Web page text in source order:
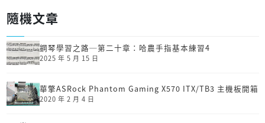
隨機文章
鋼琴學習之路─第二十章：哈農手指基本練習4
2025 年 5 月 15 日
華擎ASRock Phantom Gaming X570 ITX/TB3 主機板開箱
2020 年 2 月 4 日